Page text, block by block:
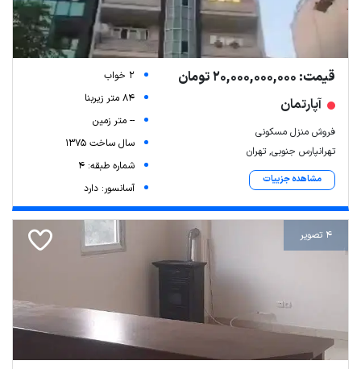
قیمت: 20,000,000,000 تومان
آپارتمان
فروش منزل مسکونی
تهرانپارس جنوبی, تهران
مشاهده جزییات
2 خواب
84 متر زیربنا
-- متر زمین
سال ساخت 1375
شماره طبقه: 4
آسانسور: دارد
4 تصویر